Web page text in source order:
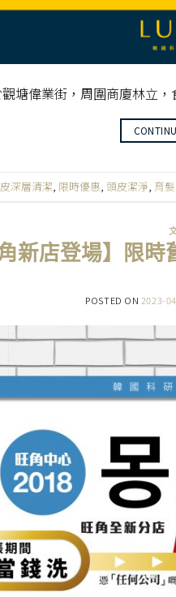
塘偉業街，周圍商廈林立
深層清潔, 限時優惠, 頭皮潔淨, 育髮
角新店登場】限
POSTED ON 2023-